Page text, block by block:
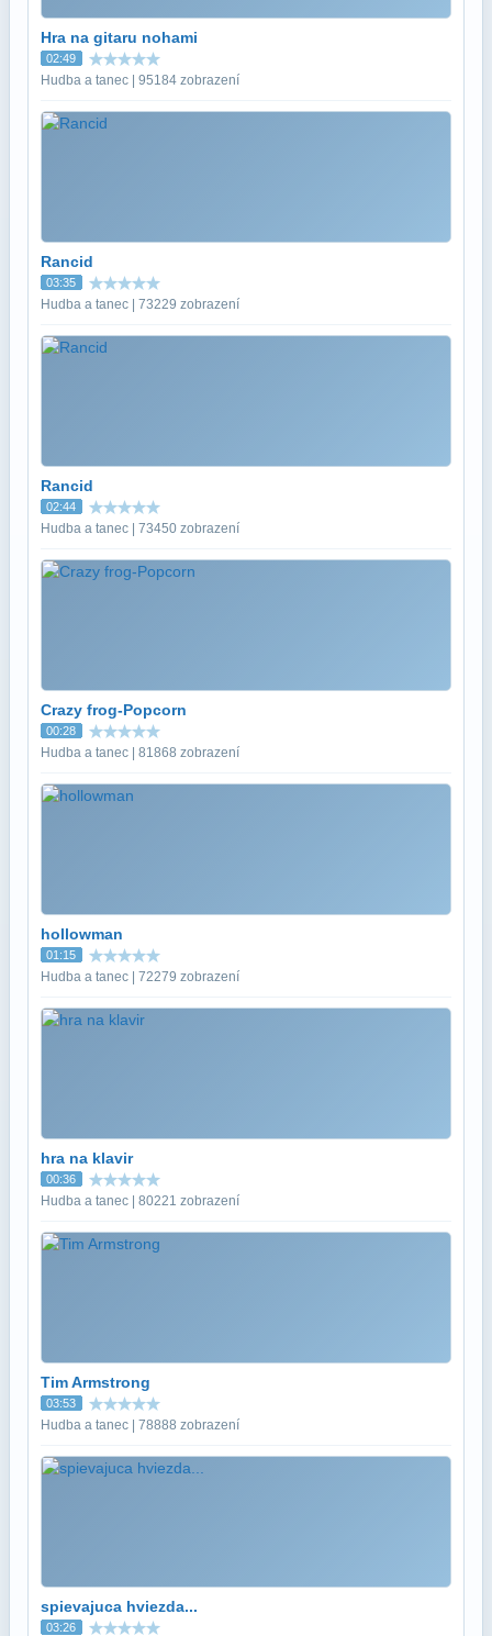
Hra na gitaru nohami
02:49
Hudba a tanec | 95184 zobrazení
Rancid
03:35
Hudba a tanec | 73229 zobrazení
Rancid
02:44
Hudba a tanec | 73450 zobrazení
Crazy frog-Popcorn
00:28
Hudba a tanec | 81868 zobrazení
hollowman
01:15
Hudba a tanec | 72279 zobrazení
hra na klavir
00:36
Hudba a tanec | 80221 zobrazení
Tim Armstrong
03:53
Hudba a tanec | 78888 zobrazení
spievajuca hviezda...
03:26